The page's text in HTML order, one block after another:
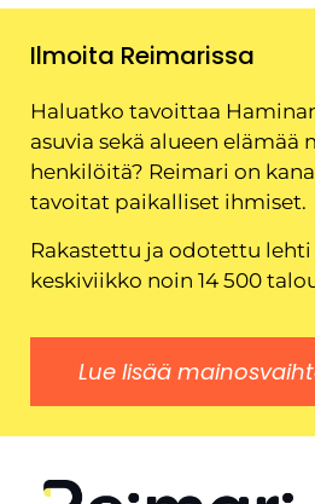
Ilmoita Reimarissa
Haluatko tavoittaa
asuvia sekä alueen elämää
henkilöitä? Reimari on
tavoitat paikalliset ihmiset.
Rakastettu ja odotettu
keskiviikko noin 14 500
Lue lisää